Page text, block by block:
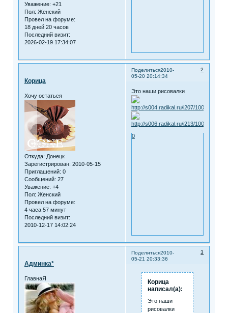
Уважение: +21
Пол: Женский
Провел на форуме:
18 дней 20 часов
Последний визит:
2026-02-19 17:34:07
Поделиться 2
2010-
05-20 20:14:34
Корица
Хочу остаться
Откуда: Донецк
Зарегистрирован: 2010-05-15
Приглашений: 0
Сообщений: 27
Уважение: +4
Пол: Женский
Провел на форуме:
4 часа 57 минут
Последний визит:
2010-12-17 14:02:24
Это наши рисовалки
0
Поделиться 3
2010-
05-21 20:33:36
Админка*
ГлавнаЯ
Корица
написал(а):
Это наши
рисовалки